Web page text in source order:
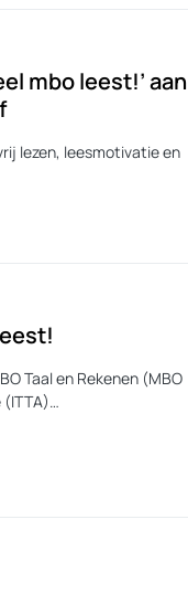
mbo leest!’ aan
lezen, leesmotivatie en
Taal en Rekenen (MBO
(ITTA)…